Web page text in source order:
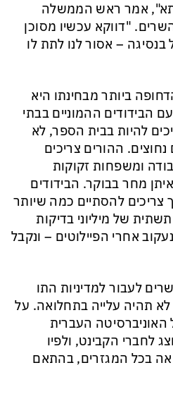
אמר ראש הממשלה
"דווקא עכשיו מסוכן
– אסור לנו לתת לו
ביותר מבחינתו היא
הבידודים ההמוניים בבתי
להיות בבית הספר, לא
נחוצים. ההורים צריכים
ומשפחות זקוקות
מחר בבוקר. הבידודים
צריכים להסתיים כמה שיותר
של מיליוני בדיקות
אחרי הפיילוטים – ונקבל
לעבור למדיניות התו
תהיה עלייה בתחלואה. על
העברית
לחברי הקבינט, ולפיו
בכל המגזרים, בהתאם